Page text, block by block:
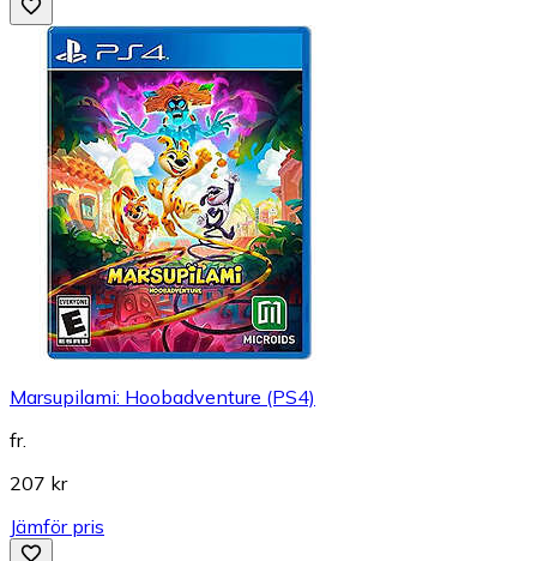
Marsupilami: Hoobadventure (PS4)
fr.
207 kr
Jämför pris